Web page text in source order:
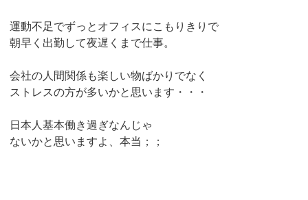
運動不足でずっとオフィスにこもりきりで
朝早く出勤して夜遅くまで仕事。
会社の人間関係も楽しい物ばかりでなく
ストレスの方が多いかと思います・・・
日本人基本働き過ぎなんじゃ
ないかと思いますよ、本当；；